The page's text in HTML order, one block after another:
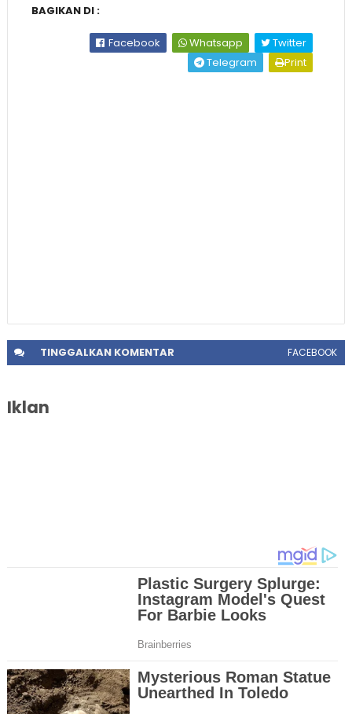
BAGIKAN DI :
Facebook Whatsapp
Twitter
Telegram
Print
TINGGALKANKOMENTAR FACEBOOK
Iklan